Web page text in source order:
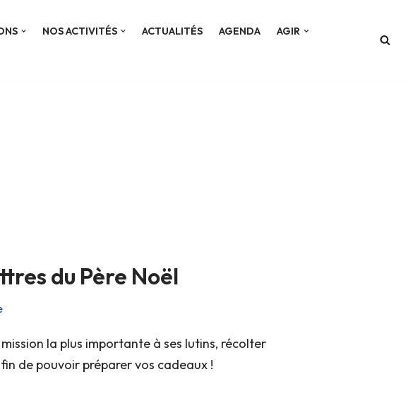
NOS ACTIVITÉS ACTUALITÉS AGENDA
AGIR
du Père Noël
la plus importante à ses lutins, récolter
de pouvoir préparer vos cadeaux !